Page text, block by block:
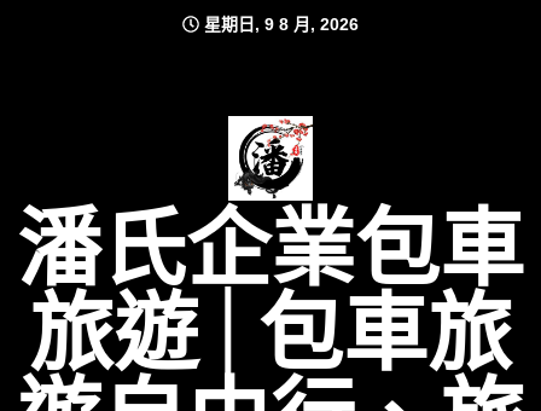
星期日, 9 8 月, 2026
潘氏企業包車
旅遊│包車旅